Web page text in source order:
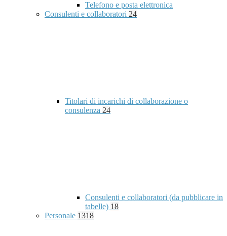
Telefono e posta elettronica
Consulenti e collaboratori 24
Titolari di incarichi di collaborazione o
consulenza 24
Consulenti e collaboratori (da pubblicare in
tabelle) 18
Personale 1318